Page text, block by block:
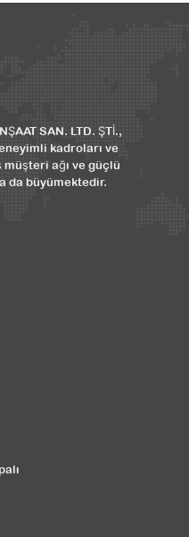
SAN. LTD. ŞTİ.,
kadroları ve
ağı ve güçlü
da büyümektedir.